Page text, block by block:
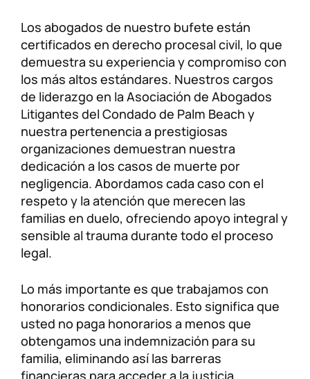
Los abogados de nuestro bufete están
certificados en derecho procesal civil, lo que
demuestra su experiencia y compromiso con
los más altos estándares. Nuestros cargos
de liderazgo en la Asociación de Abogados
Litigantes del Condado de Palm Beach y
nuestra pertenencia a prestigiosas
organizaciones demuestran nuestra
dedicación a los casos de muerte por
negligencia. Abordamos cada caso con el
respeto y la atención que merecen las
familias en duelo, ofreciendo apoyo integral y
sensible al trauma durante todo el proceso
legal.
Lo más importante es que trabajamos con
honorarios condicionales. Esto significa que
usted no paga honorarios a menos que
obtengamos una indemnización para su
familia, eliminando así las barreras
financieras para acceder a la justicia.